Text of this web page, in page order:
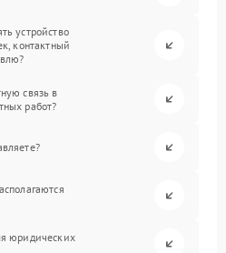
устройство
контактный
связь в
работ?
юридических